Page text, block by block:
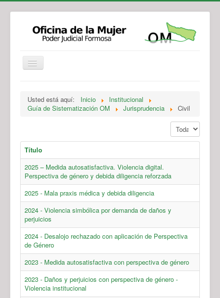
Legislación
Novedades
Usted está aquí: Inicio
Institucional
Guía de Sistematización OM
Jurisprudencia
Civil
Mostrar #
Título
2025 – Medida autosatisfactiva. Violencia digital.
Perspectiva de género y debida diligencia reforzada
2025 - Mala praxis médica y debida diligencia
2024 - Violencia simbólica por demanda de daños y
perjuicios
2024 - Desalojo rechazado con aplicación de Perspectiva
de Género
2023 - Medida autosatisfactiva con perspectiva de género
2023 - Daños y perjuicios con perspectiva de género -
Violencia institucional